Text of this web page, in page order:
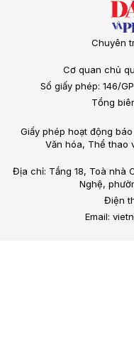
Chuyên
Cơ quan chủ
Số giấy phép: 146/
Tổng
Giấy phép hoạt động
Văn hóa, Thể thao
Địa chỉ: Tầng 18, Toà nhà
Nghệ,
Điện
Email: